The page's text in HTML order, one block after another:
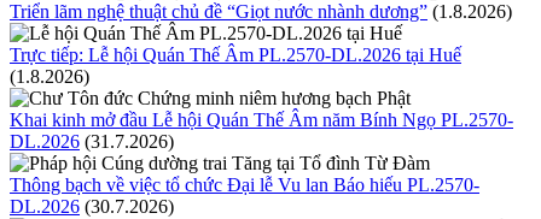
Triển lãm nghệ thuật chủ đề “Giọt nước nhành dương” (1.8.2026)
Trực tiếp: Lễ hội Quán Thế Âm PL.2570-DL.2026 tại Huế
(1.8.2026)
Khai kinh mở đầu Lễ hội Quán Thế Âm năm Bính Ngọ PL.2570-
DL.2026 (31.7.2026)
Thông bạch về việc tổ chức Đại lễ Vu lan Báo hiếu PL.2570-
DL.2026 (30.7.2026)